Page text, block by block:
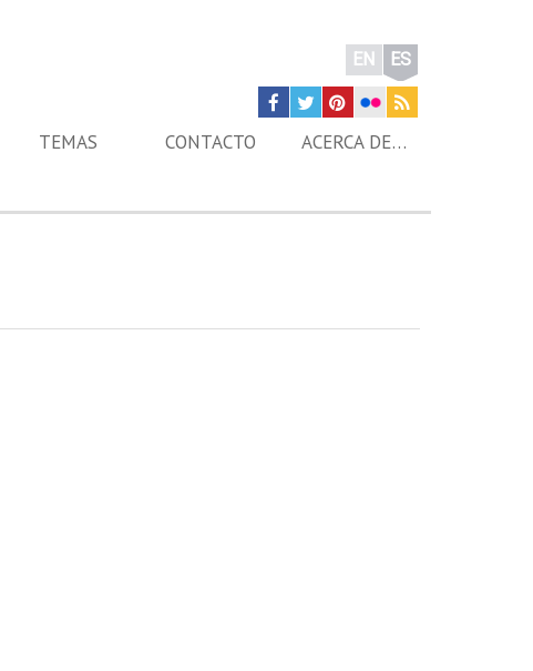
EN ES
TEMAS CONTACTO ACERCA DE…